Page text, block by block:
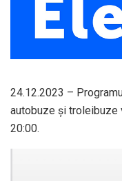
24.12.2023 –
autobuze şi troleibuze
20:00.